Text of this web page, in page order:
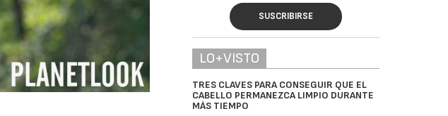
SUSCRIBIRSE
LO+VISTO
TRES CLAVES PARA CONSEGUIR QUE EL
CABELLO PERMANEZCA LIMPIO DURANTE
MÁS TIEMPO